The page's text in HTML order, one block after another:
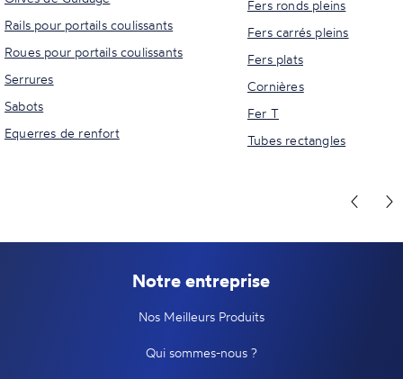
Rails pour portails coulissants
Roues pour portails coulissants
Serrures
Sabots
Equerres de renfort
Fers ronds pleins
Fers carrés pleins
Fers plats
Cornières
Fer T
Tubes rectangles
Notre entreprise
Nos Meilleurs Produits
Qui sommes-nous ?